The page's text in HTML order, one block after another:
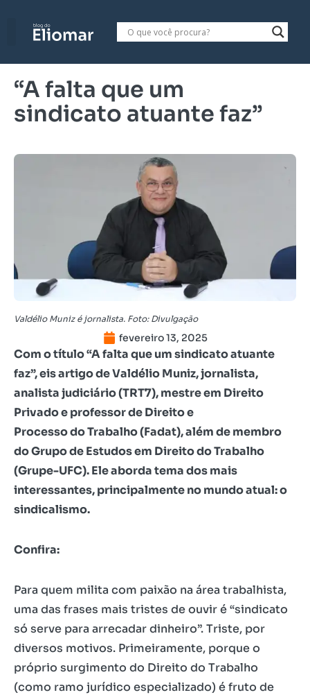
“A falta que um
sindicato atuante faz”
Valdélio Muniz é jornalista. Foto: Divulgação
fevereiro 13, 2025
Com o título “A falta que um sindicato atuante
faz”, eis artigo de Valdélio Muniz, jornalista,
analista judiciário (TRT7), mestre em Direito
Privado e professor de Direito e
Processo do Trabalho (Fadat), além de membro
do Grupo de Estudos em Direito do Trabalho
(Grupe-UFC). Ele aborda tema dos mais
interessantes, principalmente no mundo atual: o
sindicalismo.
Confira:
Para quem milita com paixão na área trabalhista,
uma das frases mais tristes de ouvir é “sindicato
só serve para arrecadar dinheiro”. Triste, por
diversos motivos. Primeiramente, porque o
próprio surgimento do Direito do Trabalho
(como ramo jurídico especializado) é fruto de